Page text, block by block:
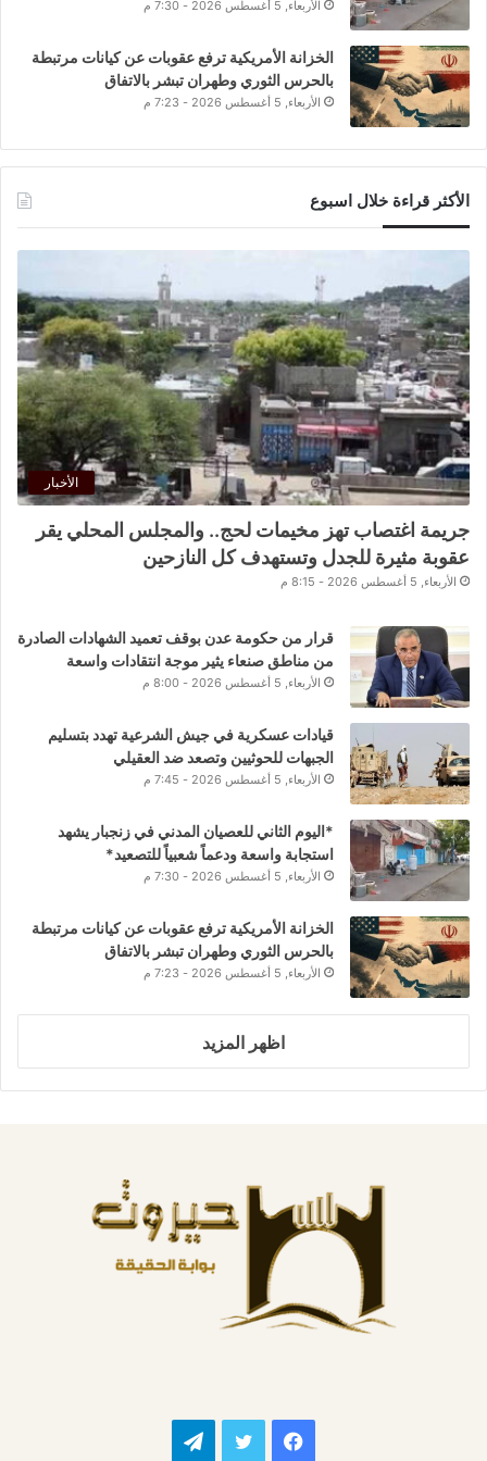
الأربعاء, 5 أغسطس 2026 - 7:30 م
الخزانة الأمريكية ترفع عقوبات عن كيانات مرتبطة
بالحرس الثوري وطهران تبشر بالاتفاق
الأربعاء, 5 أغسطس 2026 - 7:23 م
الأكثر قراءة خلال اسبوع
الأخبار
جريمة اغتصاب تهز مخيمات لحج.. والمجلس المحلي يقر
عقوبة مثيرة للجدل وتستهدف كل النازحين
الأربعاء, 5 أغسطس 2026 - 8:15 م
قرار من حكومة عدن بوقف تعميد الشهادات الصادرة
من مناطق صنعاء يثير موجة انتقادات واسعة
الأربعاء, 5 أغسطس 2026 - 8:00 م
قيادات عسكرية في جيش الشرعية تهدد بتسليم
الجبهات للحوثيين وتصعد ضد العقيلي
الأربعاء, 5 أغسطس 2026 - 7:45 م
*اليوم الثاني للعصيان المدني في زنجبار يشهد
استجابة واسعة ودعماً شعبياً للتصعيد*
الأربعاء, 5 أغسطس 2026 - 7:30 م
الخزانة الأمريكية ترفع عقوبات عن كيانات مرتبطة
بالحرس الثوري وطهران تبشر بالاتفاق
الأربعاء, 5 أغسطس 2026 - 7:23 م
اظهر المزيد
فيسبوك تويتر تيلقرام